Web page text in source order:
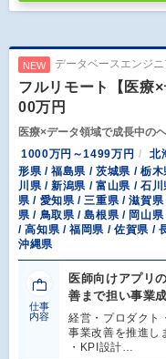
NEW データベースエンジニ
フルリモート【医療
00万円
医療×データ領域で成長中の
1000万円～1499万円
北
形県 / 福島県 / 茨城県 / 栃
川県 / 新潟県 / 富山県 / 石
県 / 愛知県 / 三重県 / 滋賀
県 / 鳥取県 / 島根県 / 岡山
/ 高知県 / 福岡県 / 佐賀県 /
沖縄県
仕事
内容
医師向けアプリ
善まで担い事業
経営・プロダクト
事業改善を推進し
・KPI設計…